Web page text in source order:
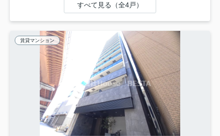
すべて見る（全4戸）
賃貸マンション